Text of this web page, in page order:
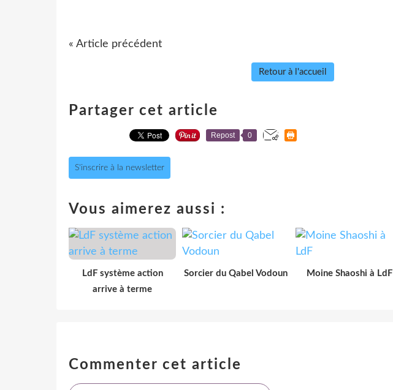
« Article précédent
Retour à l'accueil
Partager cet article
Repost 0
S'inscrire à la newsletter
Vous aimerez aussi :
LdF système action
arrive à terme
Sorcier du Qabel Vodoun Moine Shaoshi à LdF
Commenter cet article